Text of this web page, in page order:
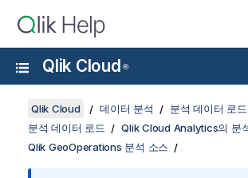
Qlik Cloud ®
Qlik Cloud 데이터 분석
분석 데이터 로
분석 데이터 로드
Qlik Cloud Analytics의 분
Qlik GeoOperations 분석 소스